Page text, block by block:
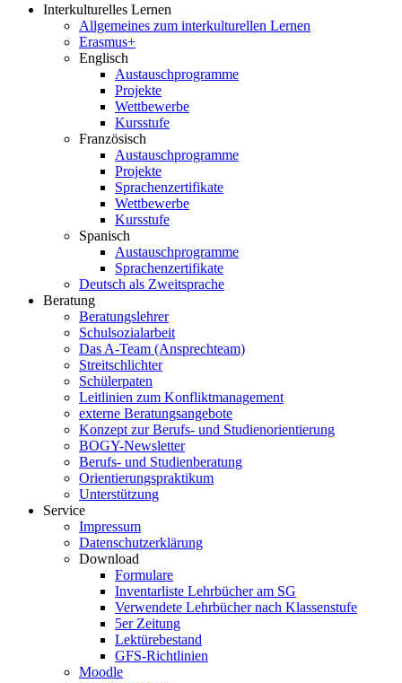
Interkulturelles Lernen
Allgemeines zum interkulturellen Lernen
Erasmus+
Englisch
Austauschprogramme
Projekte
Wettbewerbe
Kursstufe
Französisch
Austauschprogramme
Projekte
Sprachenzertifikate
Wettbewerbe
Kursstufe
Spanisch
Austauschprogramme
Sprachenzertifikate
Deutsch als Zweitsprache
Beratung
Beratungslehrer
Schulsozialarbeit
Das A-Team (Ansprechteam)
Streitschlichter
Schülerpaten
Leitlinien zum Konfliktmanagement
externe Beratungsangebote
Konzept zur Berufs- und Studienorientierung
BOGY-Newsletter
Berufs- und Studienberatung
Orientierungspraktikum
Unterstützung
Service
Impressum
Datenschutzerklärung
Download
Formulare
Inventarliste Lehrbücher am SG
Verwendete Lehrbücher nach Klassenstufe
5er Zeitung
Lektürebestand
GFS-Richtlinien
Moodle